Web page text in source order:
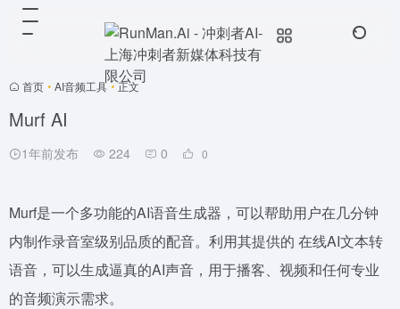
首页 • AI音频工具 • 正文
Murf AI
1年前发布 224 0 0
Murf是一个多功能的AI语音生成器，可以帮助用户在几分钟
内制作录音室级别品质的配音。利用其提供的 在线AI文本转
语音，可以生成逼真的AI声音，用于播客、视频和任何专业
的音频演示需求。